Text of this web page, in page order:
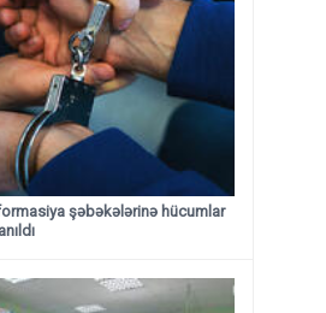
şəbəkələrinə hücumlar